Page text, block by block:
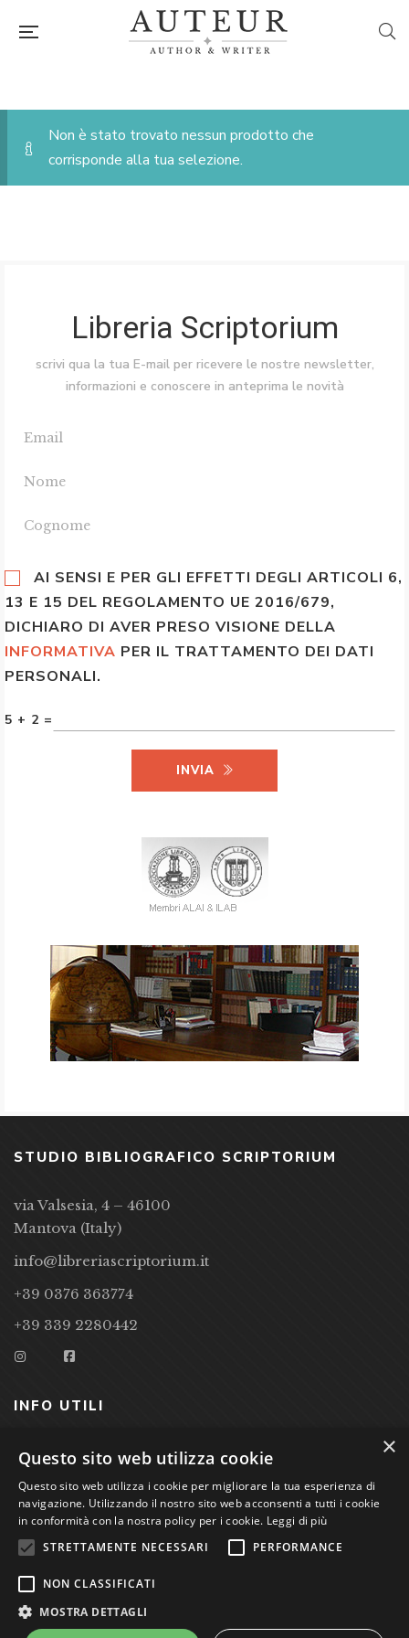
Non è stato trovato nessun prodotto che
corrisponde alla tua selezione.
Libreria Scriptorium
scrivi qua la tua E-mail per ricevere le nostre newsletter,
informazioni e conoscere in anteprima le novità
AI SENSI E PER GLI EFFETTI DEGLI ARTICOLI 6,
13 E 15 DEL REGOLAMENTO UE 2016/679,
DICHIARO DI AVER PRESO VISIONE DELLA
INFORMATIVA PER IL TRATTAMENTO DEI DATI
PERSONALI.
5 + 2 =
INVIA
STUDIO BIBLIOGRAFICO SCRIPTORIUM
via Valsesia, 4 – 46100
Mantova (Italy)
info@libreriascriptorium.it
+39 0376 363774
+39 339 2280442
INFO UTILI
CONDIZIONI DI VENDITA
PRIVACY POLICY
COOKIE POLICY
Studio Bibliografico Scriptorium Dott.ssa Sara Bassi VAT
nr. 01744000207
×
Questo sito web utilizza cookie
Questo sito web utilizza i cookie per migliorare la tua esperienza di
navigazione. Utilizzando il nostro sito web acconsenti a tutti i cookie
in conformità con la nostra policy per i cookie. Leggi di più
STRETTAMENTE NECESSARI
PERFORMANCE
NON CLASSIFICATI
MOSTRA DETTAGLI